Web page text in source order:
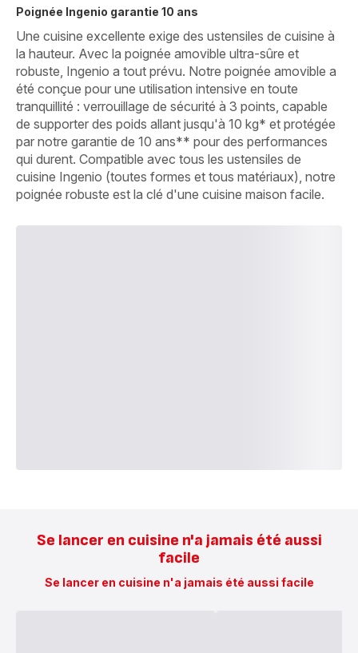
Poignée Ingenio garantie 10 ans
Une cuisine excellente exige des ustensiles de cuisine à
la hauteur. Avec la poignée amovible ultra-sûre et
robuste, Ingenio a tout prévu. Notre poignée amovible a
été conçue pour une utilisation intensive en toute
tranquillité : verrouillage de sécurité à 3 points, capable
de supporter des poids allant jusqu'à 10 kg* et protégée
par notre garantie de 10 ans** pour des performances
qui durent. Compatible avec tous les ustensiles de
cuisine Ingenio (toutes formes et tous matériaux), notre
poignée robuste est la clé d'une cuisine maison facile.
Se lancer en cuisine n'a jamais été aussi
facile
Se lancer en cuisine n'a jamais été aussi facile